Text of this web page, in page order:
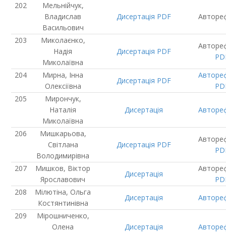
Мельнійчук,
Владислав
Васильович
Дисертація PDF
Миколаєнко,
Надія
Миколаївна
Дисертація PDF
Мирна, Інна
Олексіївна
Дисертація PDF
Мирончук,
Наталія
Миколаївна
Дисертація
Мишкарьова,
Світлана
Володимирівна
Дисертація PDF
Мишков, Віктор
Ярославович
Дисертація
Мілютіна, Ольга
Костянтинівна
Дисертація
Мірошниченко,
Олена
Дисертація